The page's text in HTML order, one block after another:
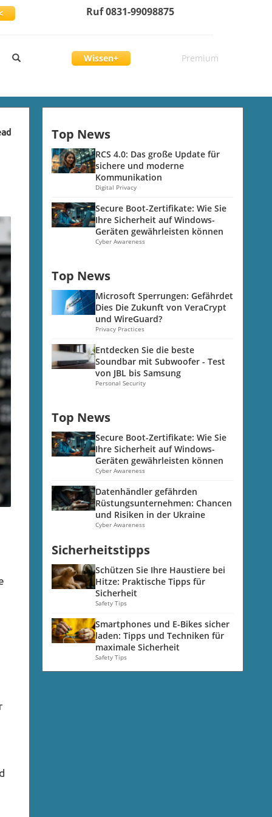
Ruf 0831-99098875
Wissen+ Premium
Top News
RCS 4.0: Das große Update für
sichere und moderne
Kommunikation
Digital Privacy
Secure Boot-Zertifikate: Wie Sie
Ihre Sicherheit auf Windows-
Geräten gewährleisten können
Cyber Awareness
Top News
Microsoft Sperrungen: Gefährdet
Dies Die Zukunft von VeraCrypt
und WireGuard?
Privacy Practices
Entdecken Sie die beste
Soundbar mit Subwoofer - Test
von JBL bis Samsung
Personal Security
Top News
Secure Boot-Zertifikate: Wie Sie
Ihre Sicherheit auf Windows-
Geräten gewährleisten können
Cyber Awareness
Datenhändler gefährden
Rüstungsunternehmen: Chancen
und Risiken in der Ukraine
Cyber Awareness
Sicherheitstipps
Schützen Sie Ihre Haustiere bei
Hitze: Praktische Tipps für
Sicherheit
Safety Tips
Smartphones und E-Bikes sicher
laden: Tipps und Techniken für
maximale Sicherheit
Safety Tips